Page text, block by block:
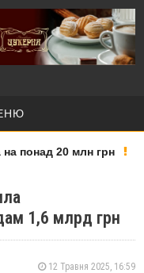
понад 20 млн грн
1,6 млрд грн
12 Травня 2025, 16:59